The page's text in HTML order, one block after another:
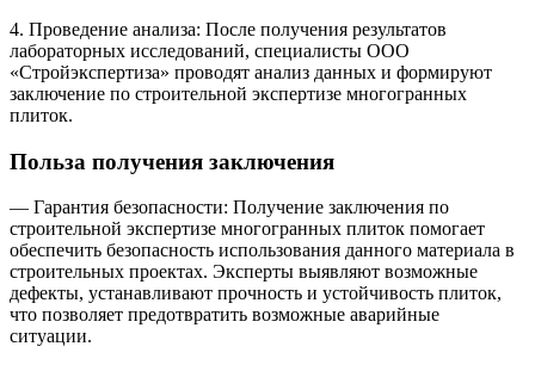
4. Проведение анализа: После получения результатов
лабораторных исследований, специалисты ООО
«Стройэкспертиза» проводят анализ данных и формируют
заключение по строительной экспертизе многогранных
плиток.
Польза получения заключения
— Гарантия безопасности: Получение заключения по
строительной экспертизе многогранных плиток помогает
обеспечить безопасность использования данного материала в
строительных проектах. Эксперты выявляют возможные
дефекты, устанавливают прочность и устойчивость плиток,
что позволяет предотвратить возможные аварийные
ситуации.